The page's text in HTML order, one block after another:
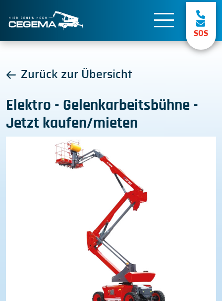
SOS
Zurück zur Übersicht
Elektro - Gelenkarbeitsbühne -
Jetzt kaufen/mieten